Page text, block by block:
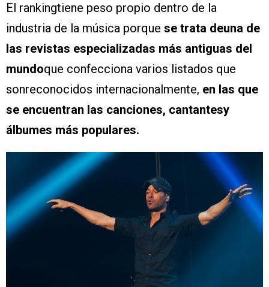
El rankingtiene peso propio dentro de la
industria de la música porque se trata deuna de
las revistas especializadas más antiguas del
mundoque confecciona varios listados que
sonreconocidos internacionalmente, en las que
se encuentran las canciones, cantantesy
álbumes más populares.